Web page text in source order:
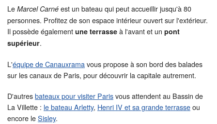
Le Marcel Carné est un bateau qui peut accueillir jusqu'à 80
personnes. Profitez de son espace intérieur ouvert sur l'extérieur.
Il possède également une terrasse à l'avant et un pont
supérieur.
L'équipe de Canauxramavous propose à son bord des balades
sur les canaux de Paris, pour découvrir la capitale autrement.
D'autresbateaux pour visiter Parisvous attendent au Bassin de
La Villette : le bateau Arletty, Henri IV et sa grande terrasseou
encore leSisley.